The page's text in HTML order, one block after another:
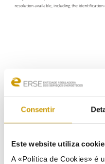
Consentir
Este website utiliza
A «Política de Cookies» é
resolution available, including the